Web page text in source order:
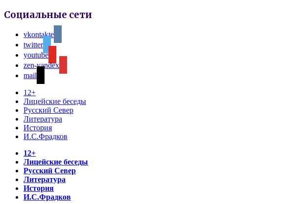
Социальные сети
vkontakte
twitter
youtube
zen-yandex
mail
12+
Лицейские беседы
Русский Север
Литература
История
И.С.Фрадков
12+
Лицейские беседы
Русский Север
Литература
История
И.С.Фрадков